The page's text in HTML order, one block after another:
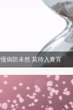
慢病防未然 莫待入膏肓